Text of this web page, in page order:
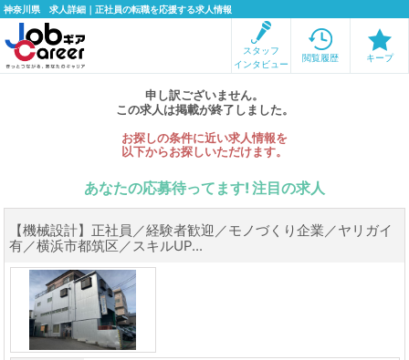
神奈川県 求人詳細｜正社員の転職を応援する求人情報
スタッフ
インタビュー
閲覧履歴 キープ
申し訳ございません。
この求人は掲載が終了しました。
お探しの条件に近い求人情報を
以下からお探しいただけます。
あなたの応募待ってます! 注目の求人
【機械設計】正社員／経験者歓迎／モノづくり企業／ヤリガイ
有／横浜市都筑区／スキルUP...